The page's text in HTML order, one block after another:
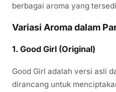
berbagai aroma yang
Variasi Aroma dalam
1. Good Girl (Original)
Good Girl adalah versi asli
dirancang untuk